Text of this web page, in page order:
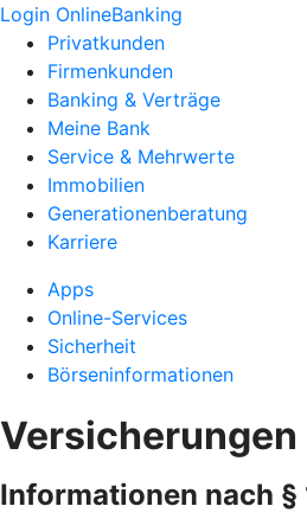
Login OnlineBanking
Privatkunden
Firmenkunden
Banking & Verträge
Meine Bank
Service & Mehrwerte
Immobilien
Generationenberatung
Karriere
Apps
Online-Services
Sicherheit
Börseninformationen
Versicherungen
Informationen nach §